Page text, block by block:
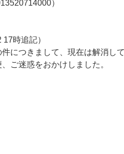
）
17時追記）
件につきまして、現在は解消し
、ご迷惑をおかけしました。